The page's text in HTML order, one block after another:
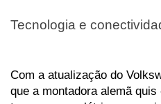
Tecnologia e
Com a atualização do
que a montadora alemã